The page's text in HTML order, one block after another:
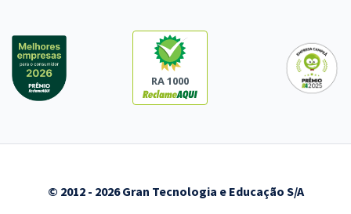
RA 1000
© 2012 - 2026 Gran Tecnologia e Educação S/A